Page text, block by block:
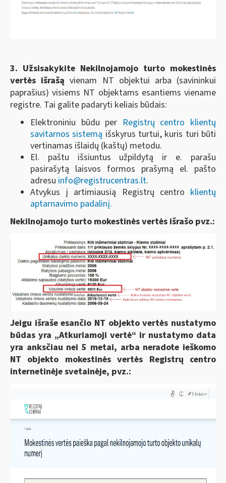
3. Užsisakykite Nekilnojamojo turto mokestinės
vertės išrašą vienam NT objektui arba (savininkui
paprašius) visiems NT objektams esantiems viename
registre. Tai galite padaryti keliais būdais:
Elektroniniu būdu per Registrų centro klientų
savitarnos sistemą išskyrus turtui, kuris turi būti
vertinamas išlaidų (kaštų) metodu.
El. paštu išsiuntus užpildytą ir e. parašu
pasirašytą laisvos formos prašymą el. pašto
adresu info@registrucentras.lt.
Atvykus į artimiausią Registrų centro klientų
aptarnavimo padalinį.
Nekilnojamojo turto mokestinės vertės išrašo pvz.:
Jeigu išraše esančio NT objekto vertės nustatymo
būdas yra „Atkuriamoji vertė“ ir nustatymo data
yra anksčiau nei 5 metai, arba neradote ieškomo
NT objekto mokestinės vertės Registrų centro
internetinėje svetainėje, pvz.: